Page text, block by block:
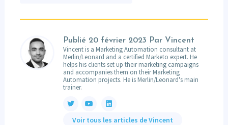
Publié 20 février 2023 Par Vincent
Vincent is a Marketing Automation consultant at
Merlin/Leonard and a certified Marketo expert. He
helps his clients set up their marketing campaigns
and accompanies them on their Marketing
Automation projects. He is Merlin/Leonard's main
trainer.
Voir tous les articles de Vincent